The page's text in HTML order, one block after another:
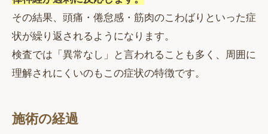
その結果、頭痛・倦怠感・筋肉のこわばりといった症
状が繰り返されるようになります。
検査では「異常なし」と言われることも多く、周囲に
理解されにくいのもこの症状の特徴です。
施術の経過